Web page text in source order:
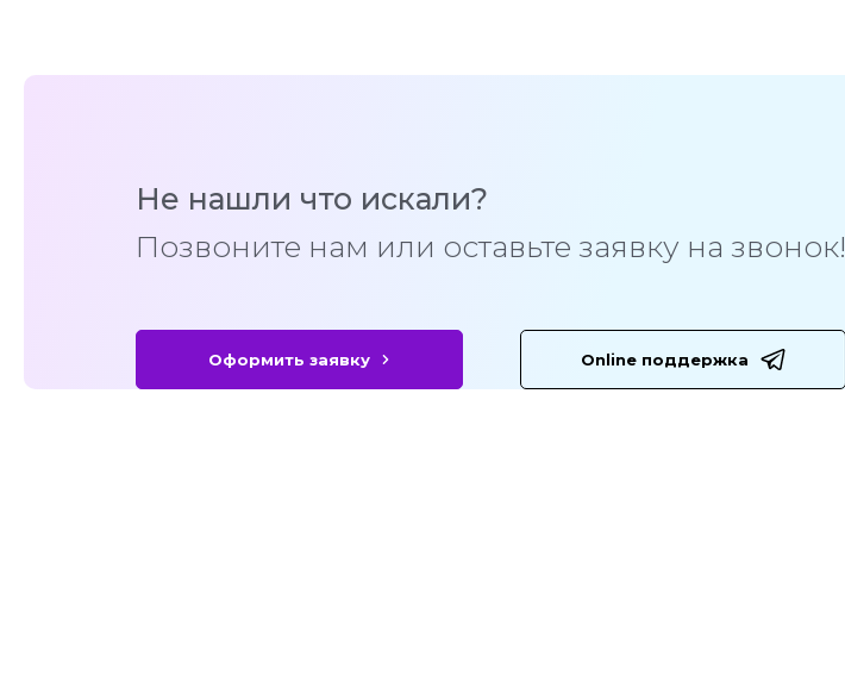
Не нашли что искали?
Позвоните нам или оставьте заявку на звонок!
Оформить заявку Online поддержка